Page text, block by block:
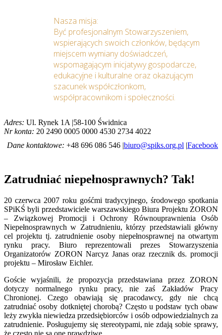
Nasza misja:
Być profesjonalnym Stowarzyszeniem,
wspierających swoich członków, będącym
miejscem wymiany doświadczeń,
wspomagającym inicjatywy gospodarcze,
edukacyjne i kulturalne oraz okazującym
szacunek współczłonkom,
współpracownikom i społeczności.
Adres: Ul. Rynek 1A |58-100 Świdnica
Nr konta: 20 2490 0005 0000 4530 2734 4022
Dane kontaktowe: +48 696 086 546 |biuro@spiks.org.pl |Facebook
Zatrudniać niepełnosprawnych? Tak!
20 czerwca 2007 roku gośćmi tradycyjnego, środowego spotkania
SPiKŚ byli przedstawiciele warszawskiego Biura Projektu ZORON
– Związkowej Promocji i Ochrony Równouprawnienia Osób
Niepełnosprawnych w Zatrudnieniu, którzy przedstawiali główny
cel projektu tj. zatrudnienie osoby niepełnosprawnej na otwartym
rynku pracy. Biuro reprezentowali prezes Stowarzyszenia
Organizatorów ZORON Narcyz Janas oraz rzecznik ds. promocji
projektu – Mirosław Eichler.
Goście wyjaśnili, że propozycja przedstawiana przez ZORON
dotyczy normalnego rynku pracy, nie zaś Zakładów Pracy
Chronionej. Czego obawiają się pracodawcy, gdy nie chcą
zatrudniać osoby dotkniętej chorobą? Często u podstaw tych obaw
leży zwykła niewiedza przedsiębiorców i osób odpowiedzialnych za
zatrudnienie. Posługujemy się stereotypami, nie zdają sobie sprawy,
że często nie są one prawdziwe.